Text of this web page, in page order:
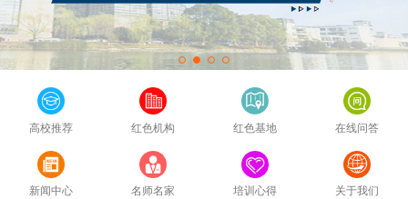
高校推荐 红色机构 红色基地 在线问答
新闻中心 名师名家 培训心得 关于我们